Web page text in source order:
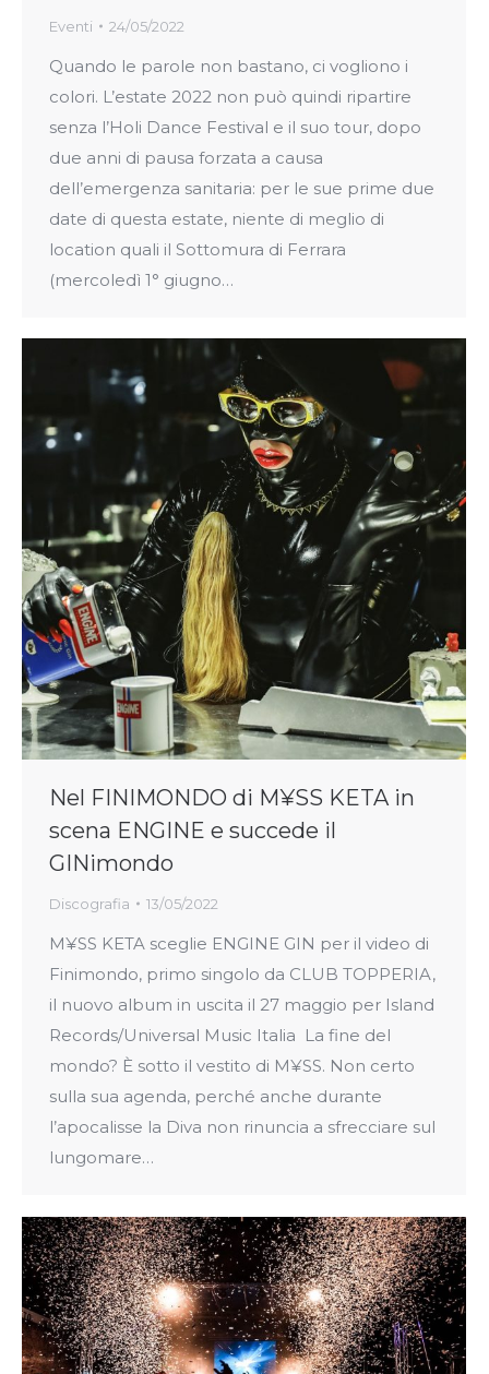
Eventi 24/05/2022
Quando le parole non bastano, ci vogliono i
colori. L’estate 2022 non può quindi ripartire
senza l’Holi Dance Festival e il suo tour, dopo
due anni di pausa forzata a causa
dell’emergenza sanitaria: per le sue prime due
date di questa estate, niente di meglio di
location quali il Sottomura di Ferrara
(mercoledì 1° giugno…
Nel FINIMONDO di M¥SS KETA in
scena ENGINE e succede il
GINimondo
Discografia 13/05/2022
M¥SS KETA sceglie ENGINE GIN per il video di
Finimondo, primo singolo da CLUB TOPPERIA,
il nuovo album in uscita il 27 maggio per Island
Records/Universal Music Italia La fine del
mondo? È sotto il vestito di M¥SS. Non certo
sulla sua agenda, perché anche durante
l’apocalisse la Diva non rinuncia a sfrecciare sul
lungomare…